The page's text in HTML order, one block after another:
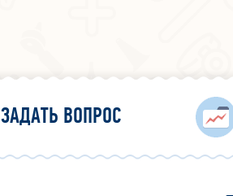
ЗАДАТЬ ВОПРОС